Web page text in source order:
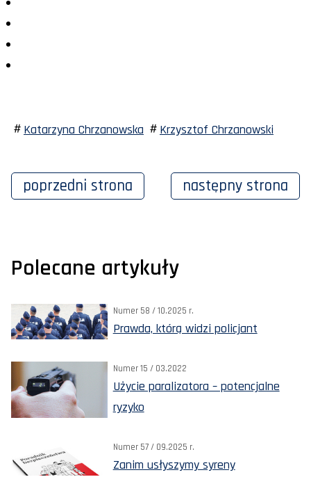
Katarzyna Chrzanowska Krzysztof Chrzanowski
poprzedni strona następny strona
Polecane artykuły
Numer 58 / 10.2025 r.
Prawda, którą widzi policjant
Numer 15 / 03.2022
Użycie paralizatora – potencjalne
ryzyko
Numer 57 / 09.2025 r.
Zanim usłyszymy syreny